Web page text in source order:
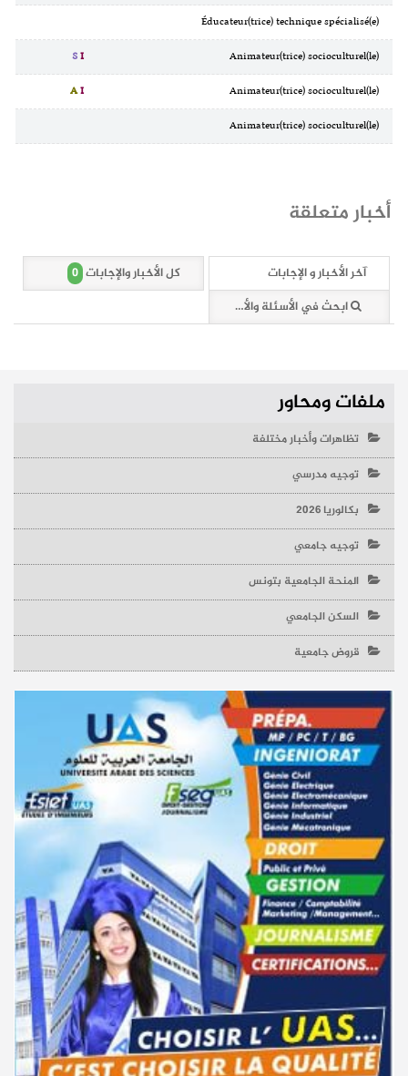
SI
AI
أخبار متعلقة
آخر الأخبار و الإجابات كل الأخبار والإجابات 0
ابحث في الأسئلة والأخبار (0 وثائق)
ملفات ومحاور
تظاهرات وأخبار مختلفة
توجيه مدرسي
بكالوريا 2026
توجيه جامعي
المنحة الجامعية بتونس
السكن الجامعي
قروض جامعية